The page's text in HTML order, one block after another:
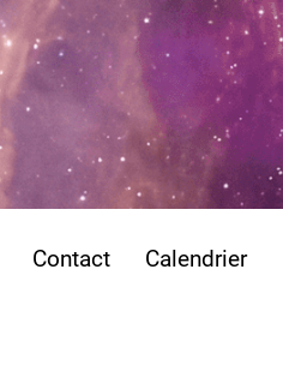
Contact Calendrier